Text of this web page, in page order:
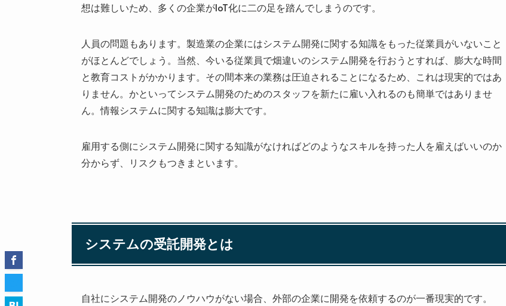
想は難しいため、多くの企業がIoT化に二の足を踏んでしまうのです。
人員の問題もあります。製造業の企業にはシステム開発に関する知識をもった従業員がいないこと
がほとんどでしょう。当然、今いる従業員で畑違いのシステム開発を行おうとすれば、膨大な時間
と教育コストがかかります。その間本来の業務は圧迫されることになるため、これは現実的ではあ
りません。かといってシステム開発のためのスタッフを新たに雇い入れるのも簡単ではありませ
ん。情報システムに関する知識は膨大です。
雇用する側にシステム開発に関する知識がなければどのようなスキルを持った人を雇えばいいのか
分からず、リスクもつきまといます。
システムの受託開発とは
自社にシステム開発のノウハウがない場合、外部の企業に開発を依頼するのが一番現実的です。